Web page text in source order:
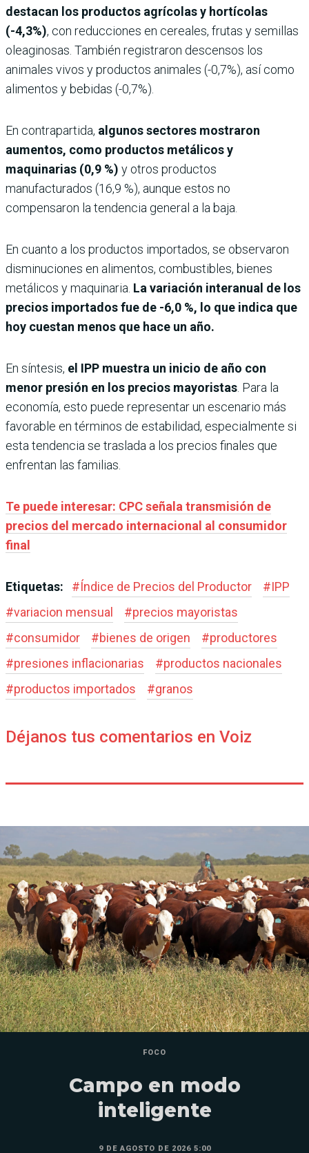
destacan los productos agrícolas y hortícolas
(-4,3%), con reducciones en cereales, frutas y semillas
oleaginosas. También registraron descensos los
animales vivos y productos animales (-0,7%), así como
alimentos y bebidas (-0,7%).
En contrapartida, algunos sectores mostraron
aumentos, como productos metálicos y
maquinarias (0,9 %) y otros productos
manufacturados (16,9 %), aunque estos no
compensaron la tendencia general a la baja.
En cuanto a los productos importados, se observaron
disminuciones en alimentos, combustibles, bienes
metálicos y maquinaria. La variación interanual de los
precios importados fue de -6,0 %, lo que indica que
hoy cuestan menos que hace un año.
En síntesis, el IPP muestra un inicio de año con
menor presión en los precios mayoristas . Para la
economía, esto puede representar un escenario más
favorable en términos de estabilidad, especialmente si
esta tendencia se traslada a los precios finales que
enfrentan las familias.
Te puede interesar: CPC señala transmisión de
precios del mercado internacional al consumidor
final
Etiquetas: #Índice de Precios del Productor #IPP
#variacion mensual #precios mayoristas
#consumidor #bienes de origen #productores
#presiones inflacionarias #productos nacionales
#productos importados #granos
Déjanos tus comentarios en Voiz
FOCO
Campo en modo
inteligente
9 DE AGOSTO DE 2026 5:00